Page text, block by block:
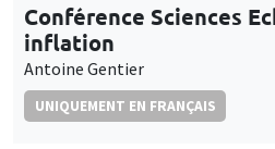
Conférence Sciences
inflation
Antoine Gentier
UNIQUEMENT EN FRANÇAIS